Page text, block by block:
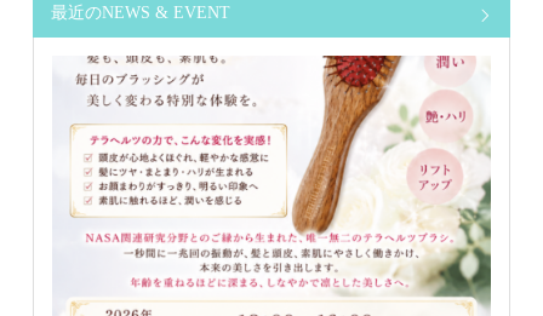
最近のNEWS & EVENT